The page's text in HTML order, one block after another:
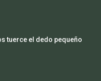
tuerce el dedo pequeño